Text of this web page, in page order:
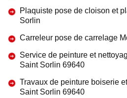
Plaquiste pose de cloison et
Sorlin
Carreleur pose de carrelage
Service de peinture et
Saint Sorlin 69640
Travaux de peinture boiserie
Saint Sorlin 69640